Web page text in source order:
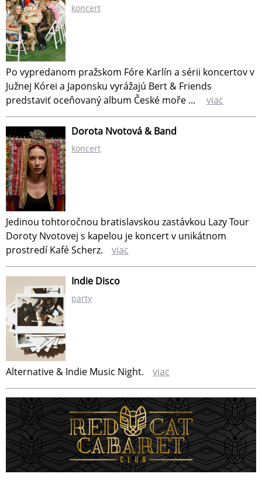
koncert
Po vypredanom pražskom Fóre Karlín a sérii koncertov v
Južnej Kórei a Japonsku vyrážajú Bert & Friends
predstaviť oceňovaný album České moře ...
viac
Dorota Nvotová & Band
koncert
Jedinou tohtoročnou bratislavskou zastávkou Lazy Tour
Doroty Nvotovej s kapelou je koncert v unikátnom
prostredí Kafé Scherz.
viac
Indie Disco
party
Alternative & Indie Music Night. viac